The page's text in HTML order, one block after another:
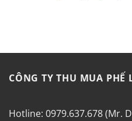
CÔNG TY THU MUA
Hotline: 0979.637.678 (Mr.